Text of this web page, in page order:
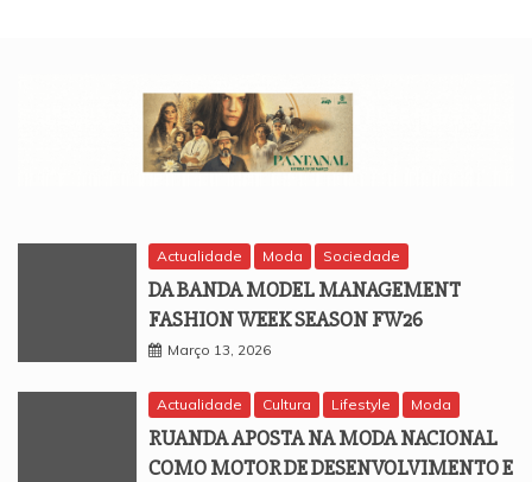
Actualidade Moda Sociedade
DA BANDA MODEL MANAGEMENT
FASHION WEEK SEASON FW26
Março 13, 2026
Actualidade Cultura Lifestyle Moda
RUANDA APOSTA NA MODA NACIONAL
COMO MOTOR DE DESENVOLVIMENTO E